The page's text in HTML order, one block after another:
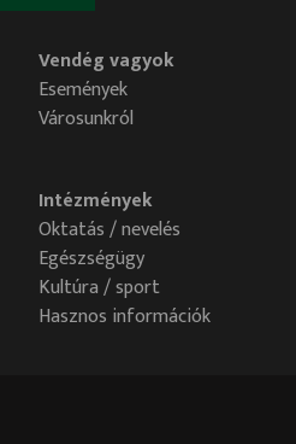
Vendég vagyok
Események
Városunkról
Intézmények
Oktatás / nevelés
Egészségügy
Kultúra / sport
Hasznos információk